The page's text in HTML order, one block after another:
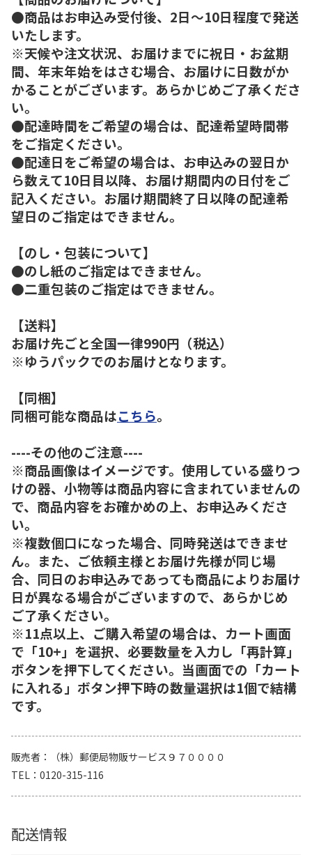
●商品はお申込み受付後、2日～10日程度で発送
いたします。
※天候や注文状況、お届けまでに祝日・お盆期
間、年末年始をはさむ場合、お届けに日数がか
かることがございます。あらかじめご了承くださ
い。
●配達時間をご希望の場合は、配達希望時間帯
をご指定ください。
●配達日をご希望の場合は、お申込みの翌日か
ら数えて10日目以降、お届け期間内の日付をご
記入ください。お届け期間終了日以降の配達希
望日のご指定はできません。
【のし・包装について】
●のし紙のご指定はできません。
●二重包装のご指定はできません。
【送料】
お届け先ごと全国一律990円（税込）
※ゆうパックでのお届けとなります。
【同梱】
同梱可能な商品はこちら。
----その他のご注意----
※商品画像はイメージです。使用している盛りつ
けの器、小物等は商品内容に含まれていませんの
で、商品内容をお確かめの上、お申込みくださ
い。
※複数個口になった場合、同時発送はできませ
ん。また、ご依頼主様とお届け先様が同じ場
合、同日のお申込みであっても商品によりお届け
日が異なる場合がございますので、あらかじめ
ご了承ください。
※11点以上、ご購入希望の場合は、カート画面
で「10+」を選択、必要数量を入力し「再計算」
ボタンを押下してください。当画面での「カート
に入れる」ボタン押下時の数量選択は1個で結構
です。
販売者
（株）郵便局物販サービス９７００００
TEL
0120-315-116
配送情報